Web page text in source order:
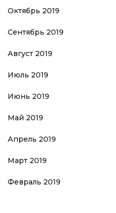
Октябрь 2019
Сентябрь 2019
Август 2019
Июль 2019
Июнь 2019
Май 2019
Апрель 2019
Март 2019
Февраль 2019